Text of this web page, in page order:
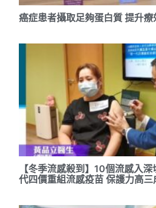
癌症患者攝取足夠蛋白質 提升療
【冬季流感殺到】10個流感入
代四價重組流感疫苗 保護力高三